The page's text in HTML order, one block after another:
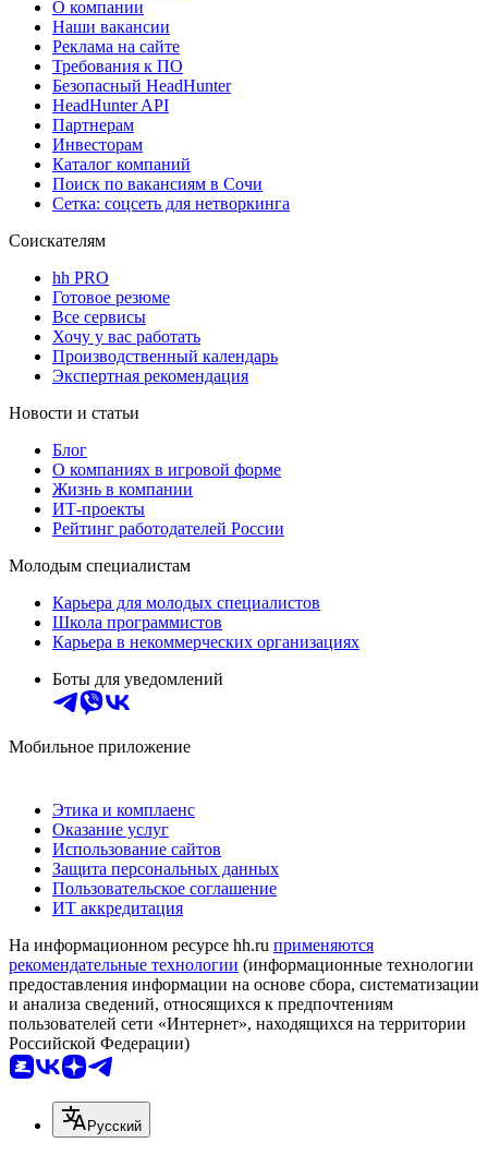
О компании
Наши вакансии
Реклама на сайте
Требования к ПО
Безопасный HeadHunter
HeadHunter API
Партнерам
Инвесторам
Каталог компаний
Поиск по вакансиям в Сочи
Сетка: соцсеть для нетворкинга
Соискателям
hh PRO
Готовое резюме
Все сервисы
Хочу у вас работать
Производственный календарь
Экспертная рекомендация
Новости и статьи
Блог
О компаниях в игровой форме
Жизнь в компании
ИТ-проекты
Рейтинг работодателей России
Молодым специалистам
Карьера для молодых специалистов
Школа программистов
Карьера в некоммерческих организациях
Боты для уведомлений
Мобильное приложение
Этика и комплаенс
Оказание услуг
Использование сайтов
Защита персональных данных
Пользовательское соглашение
ИТ аккредитация
На информационном ресурсе hh.ru применяются
рекомендательные технологии (информационные технологии
предоставления информации на основе сбора, систематизации
и анализа сведений, относящихся к предпочтениям
пользователей сети «Интернет», находящихся на территории
Российской Федерации)
Русский